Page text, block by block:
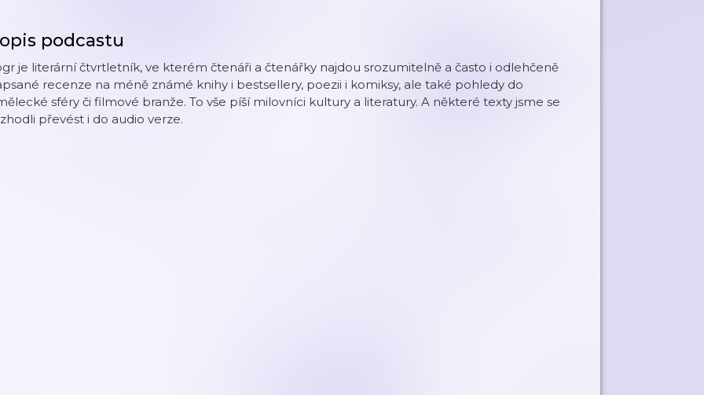
podcastu
je literární čtvrtletník, ve kterém čtenáři a čtenářky najdou srozumitelně a často i odlehčeně
recenze na méně známé knihy i bestsellery, poezii i komiksy, ale také pohledy do
sféry či filmové branže. To vše píší milovníci kultury a literatury. A některé texty jsme se
převést i do audio verze.